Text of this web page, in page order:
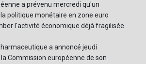
a prévenu mercredi qu'un
politique monétaire en zone euro
l'activité économique déjà fragilisée.
a annoncé jeudi
Commission européenne de son